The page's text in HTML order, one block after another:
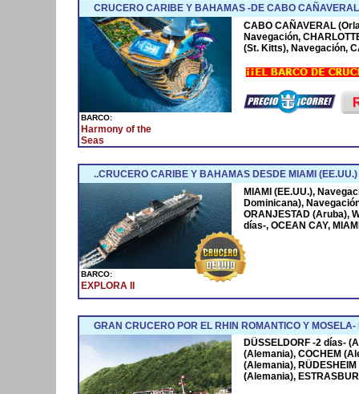
CRUCERO CARIBE Y BAHAMAS -DE CABO
BARCO:
Harmony of the
Seas
CABO CAÑAVERAL
Navegación,
(St. Kitts), Navegación,
..CRUCERO CARIBE Y BAHAMAS DESDE MIAMI (EE.UU.)
BARCO:
EXPLORA II
MIAMI (EE.UU.),
Dominicana),
ORANJESTAD (Aruba),
días-, OCEAN CAY,
GRAN CRUCERO POR EL RHIN ROMANTICO Y
DÜSSELDORF -2 días-
(Alemania), COCHEM
(Alemania),
(Alemania),